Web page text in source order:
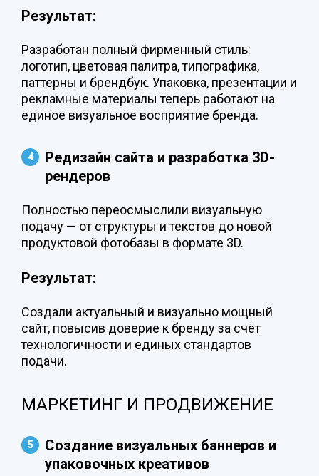
Результат:
Разработан полный фирменный стиль:
логотип, цветовая палитра, типографика,
паттерны и брендбук. Упаковка, презентации и
рекламные материалы теперь работают на
единое визуальное восприятие бренда.
Редизайн сайта и разработка 3D-
рендеров
Полностью переосмыслили визуальную
подачу — от структуры и текстов до новой
продуктовой фотобазы в формате 3D.
Результат:
Создали актуальный и визуально мощный
сайт, повысив доверие к бренду за счёт
технологичности и единых стандартов
подачи.
МАРКЕТИНГ И ПРОДВИЖЕНИЕ
Создание визуальных баннеров и
упаковочных креативов